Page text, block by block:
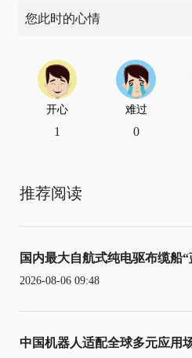
您此时的心情
开心
1
难过
0
推荐阅读
国内最大自航式纯电驱布缆船
2026-08-06 09:48
中国机器人适配全球多元应用